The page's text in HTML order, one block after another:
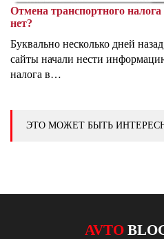
Отмена транспортного
нет?
Буквально несколько дней
сайты начали нести
налога в…
ЭТО МОЖЕТ БЫТЬ
AVTO